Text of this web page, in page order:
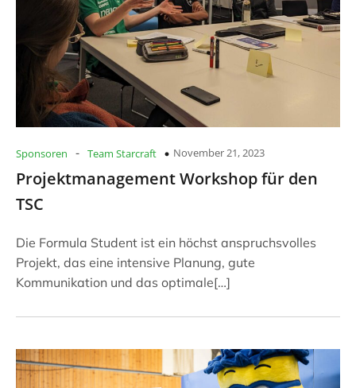
Sponsoren - Team Starcraft November 21, 2023
Projektmanagement Workshop für den
TSC
Die Formula Student ist ein höchst anspruchsvolles
Projekt, das eine intensive Planung, gute
Kommunikation und das optimale[…]